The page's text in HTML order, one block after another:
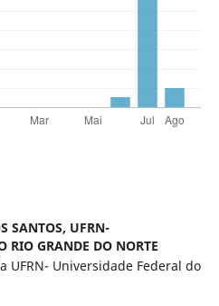
SANTOS, UFRN-
RIO GRANDE DO NORTE
UFRN- Universidade Federal do